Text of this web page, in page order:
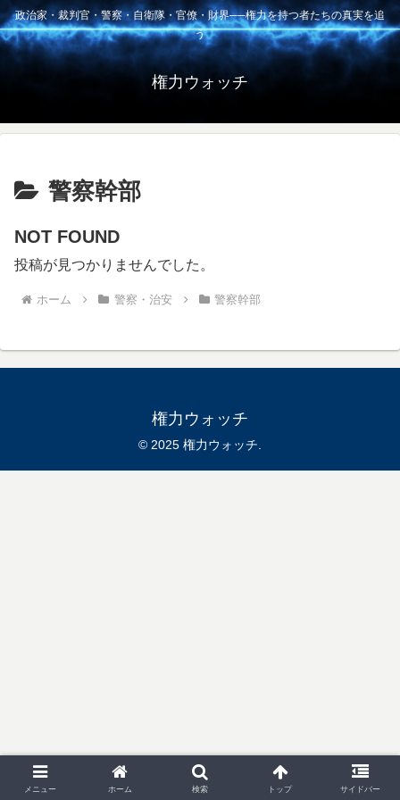
政治家・裁判官・警察・自衛隊・官僚・財界──権力を持つ者たちの真実を追
う
権力ウォッチ
警察幹部
NOT FOUND
投稿が見つかりませんでした。
ホーム 警察・治安 警察幹部
権力ウォッチ
© 2025 権力ウォッチ.
メニュー ホーム 検索 トップ サイドバー